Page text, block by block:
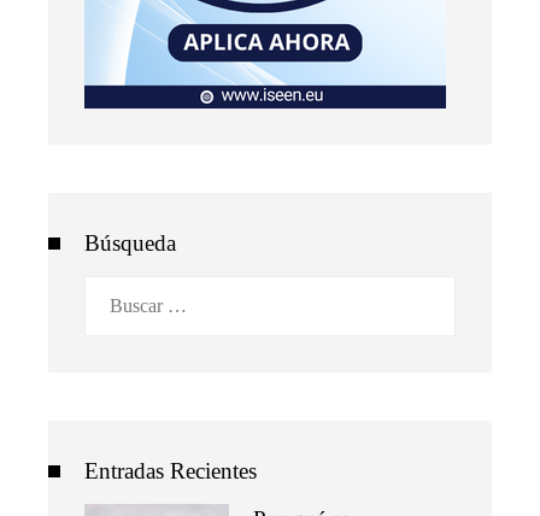
Búsqueda
Entradas Recientes